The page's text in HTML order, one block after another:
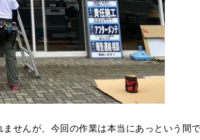
せんが、今回の作業は本当にあっという間で